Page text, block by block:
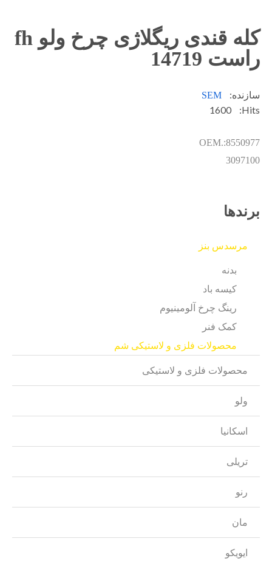
کله قندی ریگلاژی چرخ ولو fh
راست 14719
سازنده: SEM
Hits:
1600
OEM.:8550977
3097100
برندها
مرسدس بنز
بدنه
کیسه باد
رینگ چرخ آلومینیوم
کمک فنر
محصولات فلزی و لاستیکی شم
محصولات فلزی و لاستیکی
ولو
اسکانیا
تریلی
رنو
مان
ایویکو